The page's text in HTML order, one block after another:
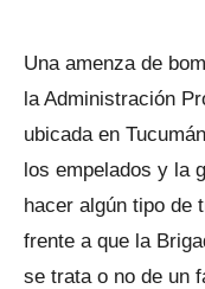
Una amenza de
la Administración
ubicada en
los empelados y la
hacer algún tipo de
frente a que la
se trata o no de un